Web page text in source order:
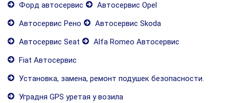
Форд автосервис
Автосервис Opel
Автосервис Рено
Автосервис Skoda
Автосервис Seat
Alfa Romeo Автосервис
Fiat Автосервис
Установка, замена, ремонт подушек безопасности.
Уградня GPS уретая у возила